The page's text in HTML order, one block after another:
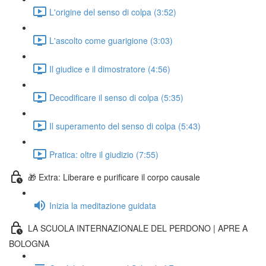
L'origine del senso di colpa (3:52)
L'ascolto come guarigione (3:03)
Il giudice e il dimostratore (4:56)
Decodificare il senso di colpa (5:35)
Il superamento del senso di colpa (5:43)
Pratica: oltre il giudizio (7:55)
🎁 Extra: Liberare e purificare il corpo causale
Inizia la meditazione guidata
LA SCUOLA INTERNAZIONALE DEL PERDONO | APRE A
BOLOGNA